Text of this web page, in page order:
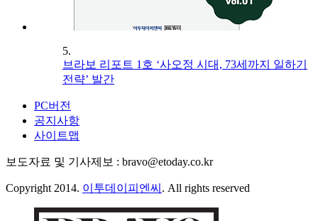
5.
브라보 리포트 1호 ‘사오정 시대, 73세까지 일하기
전략’ 발간
PC버전
공지사항
사이트맵
보도자료 및 기사제보 : bravo@etoday.co.kr
Copyright 2014. 이투데이피엔씨 . All rights reserved